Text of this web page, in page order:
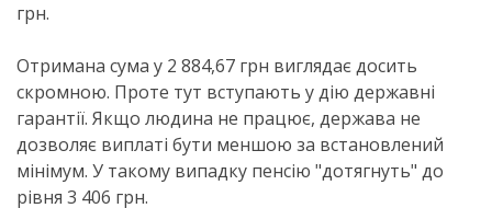
грн.
Отримана сума у 2 884,67 грн виглядає досить
скромною. Проте тут вступають у дію державні
гарантії. Якщо людина не працює, держава не
дозволяє виплаті бути меншою за встановлений
мінімум. У такому випадку пенсію "дотягнуть" до
рівня 3 406 грн.